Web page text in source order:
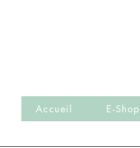
Accueil E-Shop